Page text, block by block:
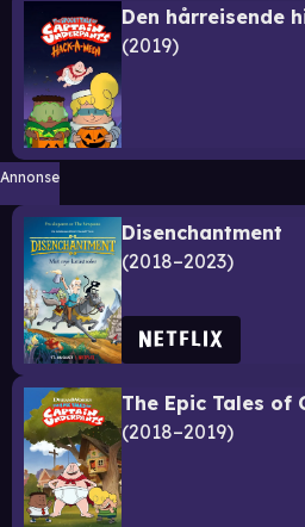
2019
Annonse
Disenchantment
2018–2023
2018–2019